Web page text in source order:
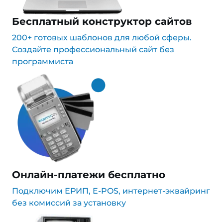
Бесплатный конструктор сайтов
200+ готовых шаблонов для любой сферы.
Создайте профессиональный сайт без
программиста
Онлайн-платежи бесплатно
Подключим ЕРИП, E-POS, интернет-эквайринг
без комиссий за установку